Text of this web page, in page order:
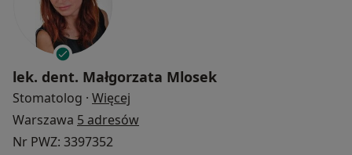
lek. dent. Małgorzata Mlosek
Stomatolog · Więcej
Warszawa 5 adresów
Nr PWZ: 3397352